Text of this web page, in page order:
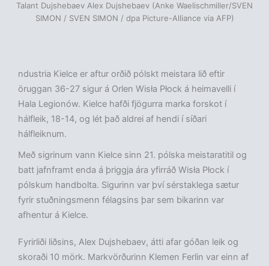
Talant Dujshebaev Alex Dujshebaev (Anke Waelischmiller/SVEN
SIMON / SVEN SIMON / dpa Picture-Alliance via AFP)
ndustria Kielce er aftur orðið pólskt meistara lið eftir
öruggan 36-27 sigur á Orlen Wisła Płock á heimavelli í
Hala Legionów. Kielce hafði fjögurra marka forskot í
hálfleik, 18-14, og lét það aldrei af hendi í síðari
hálfleiknum.
Með sigrinum vann Kielce sinn 21. pólska meistaratitil og
batt jafnframt enda á þriggja ára yfirráð Wisła Płock í
pólskum handbolta. Sigurinn var því sérstaklega sætur
fyrir stuðningsmenn félagsins þar sem bikarinn var
afhentur á Kielce.
Fyrirliði liðsins, Alex Dujshebaev, átti afar góðan leik og
skoraði 10 mörk. Markvörðurinn Klemen Ferlin var einn af